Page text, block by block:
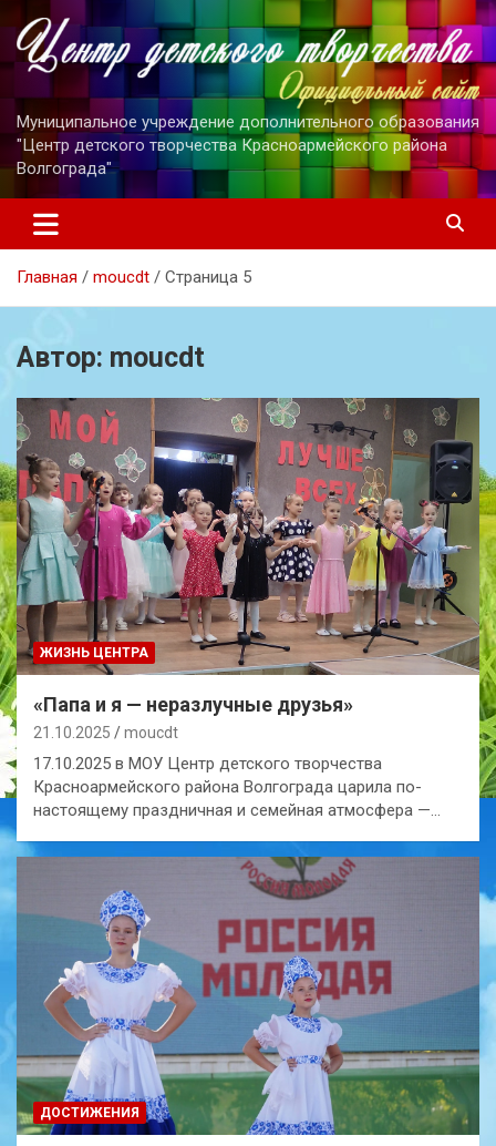
к
содержимому
Муниципальное учреждение дополнительного образования
"Центр детского творчества Красноармейского района
Волгограда"
Главная moucdt Страница 5
Автор: moucdt
ЖИЗНЬ ЦЕНТРА
«Папа и я — неразлучные друзья»
21.10.2025 moucdt
17.10.2025 в МОУ Центр детского творчества
Красноармейского района Волгограда царила по-
настоящему праздничная и семейная атмосфера —…
ДОСТИЖЕНИЯ